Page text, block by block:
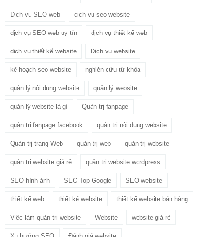
Dịch vụ SEO web dịch vụ seo website
dịch vụ SEO web uy tín dịch vụ thiết kế web
dịch vụ thiết kế website Dịch vụ website
kế hoạch seo website nghiên cứu từ khóa
quản lý nội dung website quản lý website
quản lý website là gì Quản trị fanpage
quản trị fanpage facebook quản trị nội dung website
Quản trị trang Web quản trị web quản trị website
quản trị website giá rẻ quản trị website wordpress
SEO hình ảnh SEO Top Google SEO website
thiết kế web thiết kế website thiết kế website bán hàng
Việc làm quản trị website Website website giá rẻ